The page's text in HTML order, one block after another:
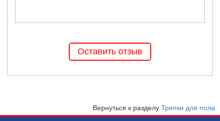
Оставить отзыв
Вернуться к разделу Тряпки для пола